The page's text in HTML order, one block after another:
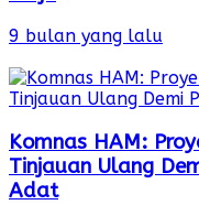
9 bulan yang lalu
Komnas HAM:
Tinjauan Ulang
Adat